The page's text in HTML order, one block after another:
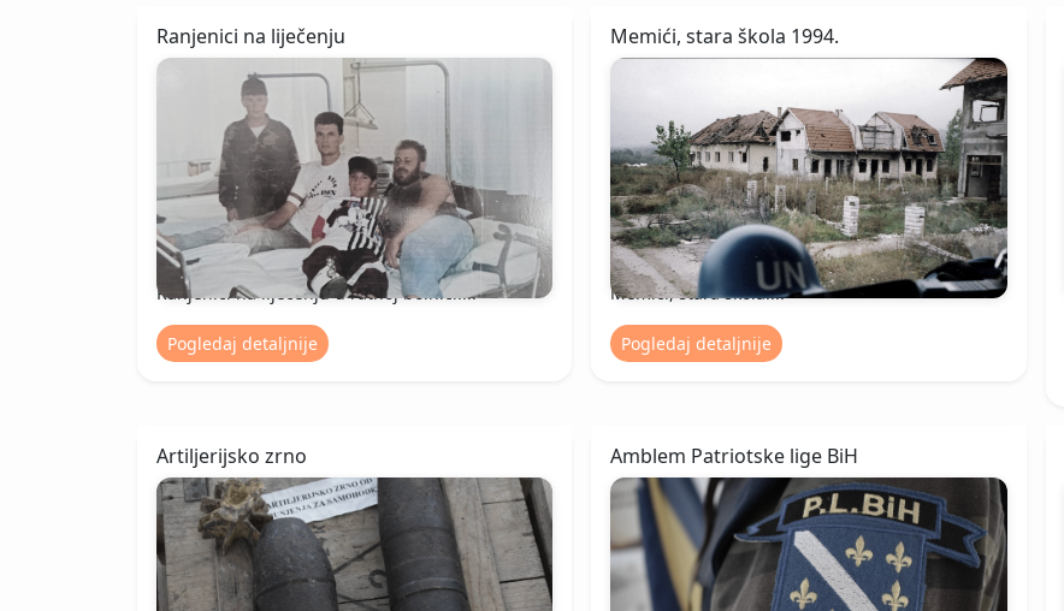
Ranjenici na liječenju
Ranjenici na liječenju u ratnoj bolnici....
Pogledaj detaljnije
Memići, stara škola 1994.
Memići, stara škola....
Pogledaj detaljnije
Artiljerijsko zrno Amblem Patriotske lige BiH